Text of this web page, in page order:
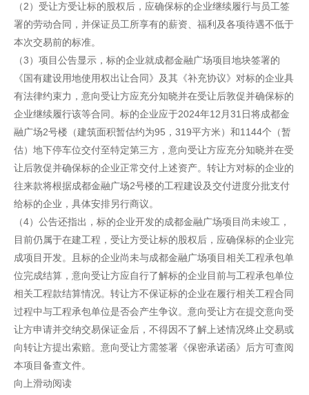
（2）受让方受让标的股权后，应确保标的企业继续履行与员工签
署的劳动合同，并保证员工所享有的薪资、福利及各项待遇不低于
本次交易前的标准。
（3）项目公告显示，标的企业就成都金融广场项目地块签署的
《国有建设用地使用权出让合同》及其《补充协议》对标的企业具
有法律约束力，意向受让方应充分知晓并在受让后敦促并确保标的
企业继续履行该等合同。标的企业应于2024年12月31日将成都金
融广场2号楼（建筑面积暂估约为95，319平方米）和1144个（暂
估）地下停车位交付至特定第三方，意向受让方应充分知晓并在受
让后敦促并确保标的企业正常交付上述资产。转让方对标的企业的
往来款将根据成都金融广场2号楼的工程建设及交付进度分批支付
给标的企业，具体安排另行商议。
（4）公告还指出，标的企业开发的成都金融广场项目尚未竣工，
目前仍属于在建工程，受让方受让标的股权后，应确保标的企业完
成项目开发。且标的企业尚未与成都金融广场项目相关工程承包单
位完成结算，意向受让方应自行了解标的企业目前与工程承包单位
相关工程款结算情况。转让方不保证标的企业在履行相关工程合同
过程中与工程承包单位是否会产生争议。意向受让方在提交意向受
让方申请并交纳交易保证金后，不得因不了解上述情况终止交易或
向转让方提出索赔。意向受让方需签署《保密承诺函》后方可查阅
本项目备查文件。
向上滑动阅读